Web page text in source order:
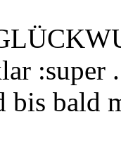
:super
bis bald